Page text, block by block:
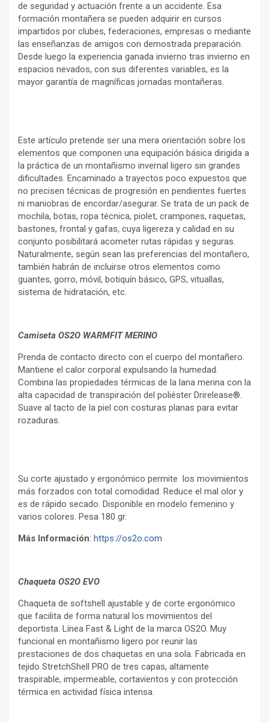
de seguridad y actuación frente a un accidente. Esa
formación montañera se pueden adquirir en cursos
impartidos por clubes, federaciones, empresas o mediante
las enseñanzas de amigos con demostrada preparación.
Desde luego la experiencia ganada invierno tras invierno en
espacios nevados, con sus diferentes variables, es la
mayor garantía de magníficas jornadas montañeras.
Este artículo pretende ser una mera orientación sobre los
elementos que componen una equipación básica dirigida a
la práctica de un montañismo invernal ligero sin grandes
dificultades. Encaminado a trayectos poco expuestos que
no precisen técnicas de progresión en pendientes fuertes
ni maniobras de encordar/asegurar. Se trata de un pack de
mochila, botas, ropa técnica, piolet, crampones, raquetas,
bastones, frontal y gafas, cuya ligereza y calidad en su
conjunto posibilitará acometer rutas rápidas y seguras.
Naturalmente, según sean las preferencias del montañero,
también habrán de incluirse otros elementos como
guantes, gorro, móvil, botiquín básico, GPS, vituallas,
sistema de hidratación, etc.
Camiseta OS2O WARMFIT MERINO
Prenda de contacto directo con el cuerpo del montañero.
Mantiene el calor corporal expulsando la humedad.
Combina las propiedades térmicas de la lana merina con la
alta capacidad de transpiración del poliéster Drirelease®.
Suave al tacto de la piel con costuras planas para evitar
rozaduras.
Su corte ajustado y ergonómico permite los movimientos
más forzados con total comodidad. Reduce el mal olor y
es de rápido secado. Disponible en modelo femenino y
varios colores. Pesa 180 gr.
Más Información: https://os2o.com
Chaqueta OS2O EVO
Chaqueta de softshell ajustable y de corte ergonómico
que facilita de forma natural los movimientos del
deportista. Línea Fast & Light de la marca OS2O. Muy
funcional en montañismo ligero por reunir las
prestaciones de dos chaquetas en una sola. Fabricada en
tejido StretchShell PRO de tres capas, altamente
traspirable, impermeable, cortavientos y con protección
térmica en actividad física intensa.